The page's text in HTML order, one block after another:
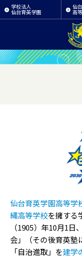
学校法人
仙台育英学園
仙
高
仙台育英学園高等学
縄高等学校を擁する
（1905）年10月1
会」（その後育英塾
「自治進取」を建学